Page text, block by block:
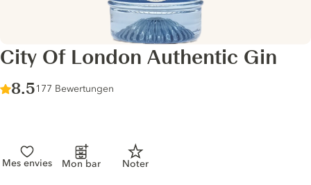
City Of London Authentic Gin
Score :
8.5/ 10
177 Bewertungen
Mes envies Mon bar Noter